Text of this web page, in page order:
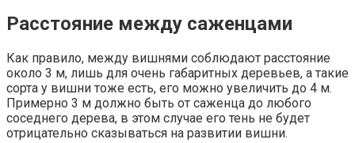
Расстояние между саженцами
Как правило, между вишнями соблюдают расстояние
около 3 м, лишь для очень габаритных деревьев, а такие
сорта у вишни тоже есть, его можно увеличить до 4 м.
Примерно 3 м должно быть от саженца до любого
соседнего дерева, в этом случае его тень не будет
отрицательно сказываться на развитии вишни.